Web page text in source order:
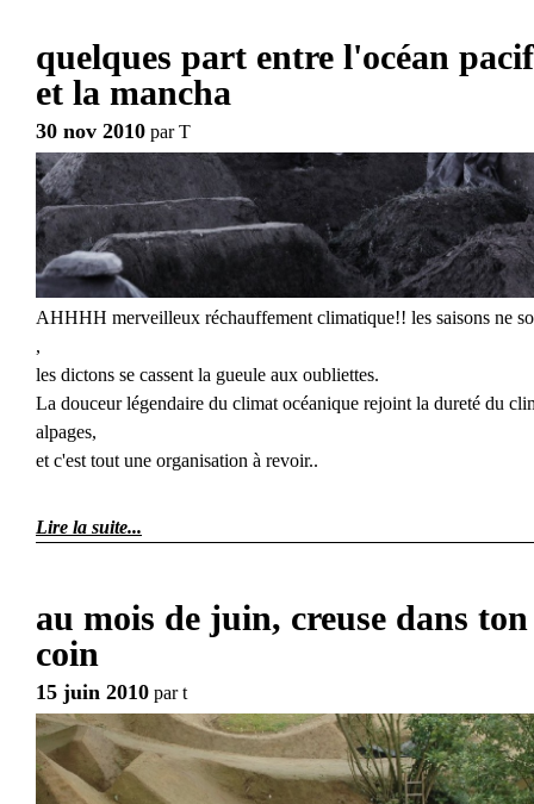
quelques part entre l'océan
et la mancha
30 nov 2010 parT
AHHHH merveilleux réchauffement climatique!! les saisons ne
,
les dictons se cassent la gueule aux oubliettes.
La douceur légendaire du climat océanique rejoint la dureté du
alpages,
et c'est tout une organisation à revoir..
Lire la suite
au mois de juin, creuse dans ton
coin
15 juin 2010 part